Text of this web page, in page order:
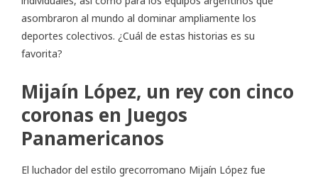
asombraron al mundo al dominar ampliamente los
deportes colectivos. ¿Cuál de estas historias es su
favorita?
Mijaín López, un rey con cinco
coronas en Juegos
Panamericanos
El luchador del estilo grecorromano Mijaín López fue